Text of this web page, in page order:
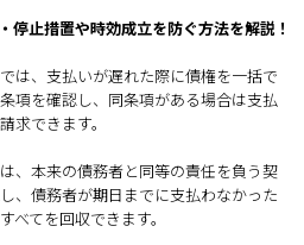
停止措置や時効成立を防ぐ方法を解説！
は、支払いが遅れた際に債権を一括で
項を確認し、同条項がある場合は支払
求できます。
、本来の債務者と同等の責任を負う契
、債務者が期日までに支払わなかった
てを回収できます。